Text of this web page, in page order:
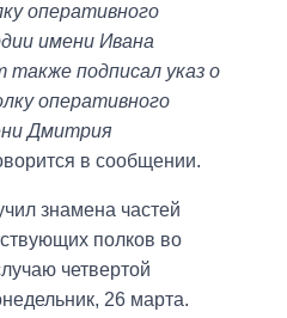
оперативного
имени Ивана
также подписал указ о
оперативного
Дмитрия
в сообщении.
знамена частей
полков во
четвертой
26 марта.